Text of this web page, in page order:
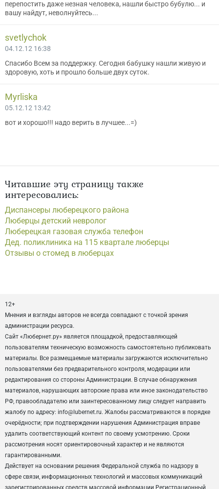
перепостить даже незная человека, нашли быстро бубулю... и
вашу найдут, неволнуйтесь...
svetlychok
04.12.12 16:38
Спасибо Всем за поддержку. Сегодня бабушку нашли живую и
здоровую, хоть и прошло больше двух суток.
Myrliska
05.12.12 13:42
вот и хорошо!!! надо верить в лучшее...=)
Читавшие эту страницу также
интересовались:
Диспансеры люберецкого района
Люберцы детский невролог
Люберецкая газовая служба телефон
Дед. поликлиника на 115 квартале люберцы
Отзывы о стомед в люберцах
12+
Мнения и взгляды авторов не всегда совпадают с точкой зрения
администрации ресурса.
Сайт «Любернет.ру» является площадкой, предоставляющей
пользователям техническую возможность самостоятельно публиковать
материалы. Все размещаемые материалы загружаются исключительно
пользователями без предварительного контроля, модерации или
редактирования со стороны Администрации. В случае обнаружения
материалов, нарушающих авторские права или иное законодательство
РФ, правообладателю или заинтересованному лицу следует направить
жалобу по адресу: info@lubernet.ru. Жалобы рассматриваются в порядке
очерёдности; при подтверждении нарушения Администрация вправе
удалить соответствующий контент по своему усмотрению. Сроки
рассмотрения носят ориентировочный характер и не являются
гарантированными.
Действует на основании решения Федеральной служба по надзору в
сфере связи, информационных технологий и массовых коммуникаций
зарегистрированных средств массовой информации Регистрационный